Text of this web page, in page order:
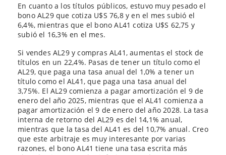
En cuanto a los títulos públicos, estuvo muy pesado el
bono AL29 que cotiza U$S 76,8 y en el mes subió el
6,4%, mientras que el bono AL41 cotiza U$S 62,75 y
subió el 16,3% en el mes.
Si vendes AL29 y compras AL41, aumentas el stock de
títulos en un 22,4%. Pasas de tener un título como el
AL29, que paga una tasa anual del 1,0% a tener un
título como el AL41, que paga una tasa anual del
3,75%. El AL29 comienza a pagar amortización el 9 de
enero del año 2025, mientras que el AL41 comienza a
pagar amortización el 9 de enero del año 2028. La tasa
interna de retorno del AL29 es del 14,1% anual,
mientras que la tasa del AL41 es del 10,7% anual. Creo
que este arbitraje es muy interesante por varias
razones, el bono AL41 tiene una tasa escrita más